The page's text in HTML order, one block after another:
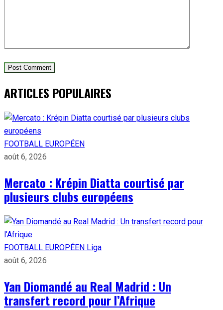
ARTICLES POPULAIRES
FOOTBALL EUROPÉEN
août 6, 2026
Mercato : Krépin Diatta courtisé par
plusieurs clubs européens
FOOTBALL EUROPÉEN Liga
août 6, 2026
Yan Diomandé au Real Madrid : Un
transfert record pour l’Afrique